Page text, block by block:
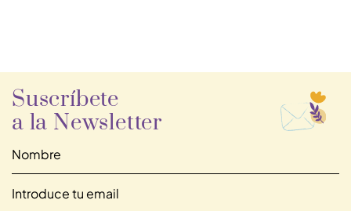
Suscríbete
a la Newsletter